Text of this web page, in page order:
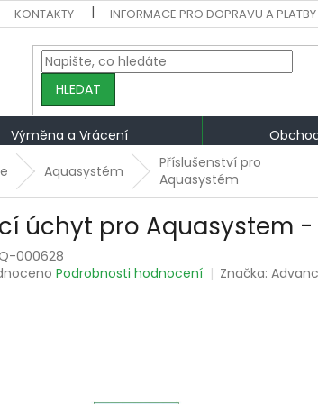
KONTAKTY INFORMACE PRO DOPRAVU A PLATBY
HLEDAT
Výměna a Vrácení
Aquasystém
Příslušenství pro
Aquasystém
úchyt pro Aquasystem
000628
Podrobnosti hodnocení Značka: